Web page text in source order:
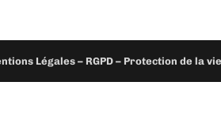
Légales – RGPD – Protection de la